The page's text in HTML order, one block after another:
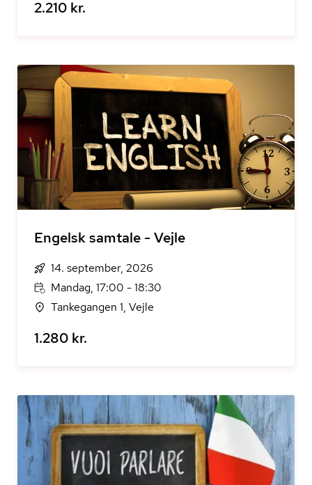
2.210 kr.
Engelsk samtale - Vejle
14. september, 2026
Mandag, 17:00 - 18:30
Tankegangen 1, Vejle
1.280 kr.